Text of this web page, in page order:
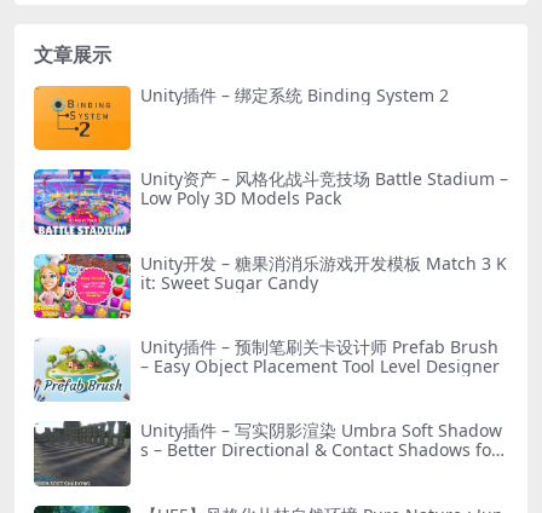
文章展示
Unity插件 – 绑定系统 Binding System 2
Unity资产 – 风格化战斗竞技场 Battle Stadium –
Low Poly 3D Models Pack
Unity开发 – 糖果消消乐游戏开发模板 Match 3 K
it: Sweet Sugar Candy
Unity插件 – 预制笔刷关卡设计师 Prefab Brush
– Easy Object Placement Tool Level Designer
Unity插件 – 写实阴影渲染 Umbra Soft Shadow
s – Better Directional & Contact Shadows for